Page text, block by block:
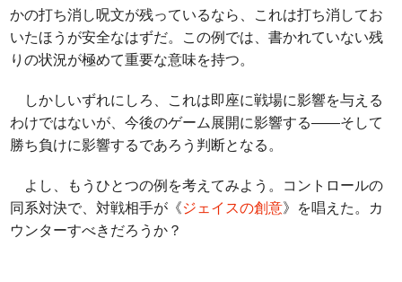
かの打ち消し呪文が残っているなら、これは打ち消してお
いたほうが安全なはずだ。この例では、書かれていない残
りの状況が極めて重要な意味を持つ。
しかしいずれにしろ、これは即座に戦場に影響を与える
わけではないが、今後のゲーム展開に影響する――そして
勝ち負けに影響するであろう判断となる。
よし、もうひとつの例を考えてみよう。コントロールの
同系対決で、対戦相手が《ジェイスの創意》を唱えた。カ
ウンターすべきだろうか？